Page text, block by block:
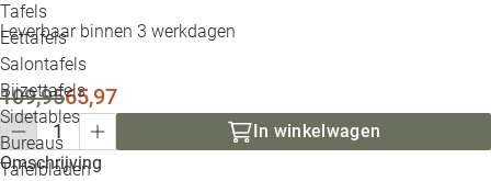
Tafels
Eettafels
Salontafels
Bijzettafels
Sidetables
Bureaus
Tafelbladen
Leverbaar binnen 3 werkdagen
109,9565,97
In winkelwagen
Omschrijving